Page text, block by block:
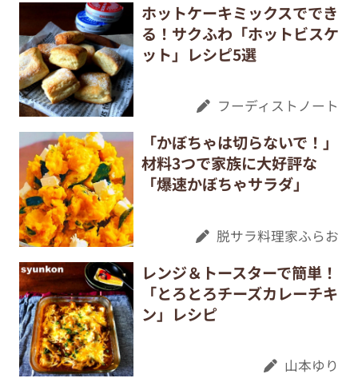
ホットケーキミックスででき
る！サクふわ「ホットビスケ
ット」レシピ5選
フーディストノート
「かぼちゃは切らないで！」
材料3つで家族に大好評な
「爆速かぼちゃサラダ」
脱サラ料理家ふらお
レンジ＆トースターで簡単！
「とろとろチーズカレーチキ
ン」レシピ
山本ゆり